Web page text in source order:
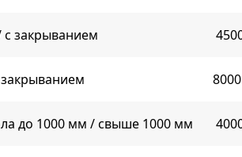
с закрыванием
до 1000 мм / свыше 1000 мм